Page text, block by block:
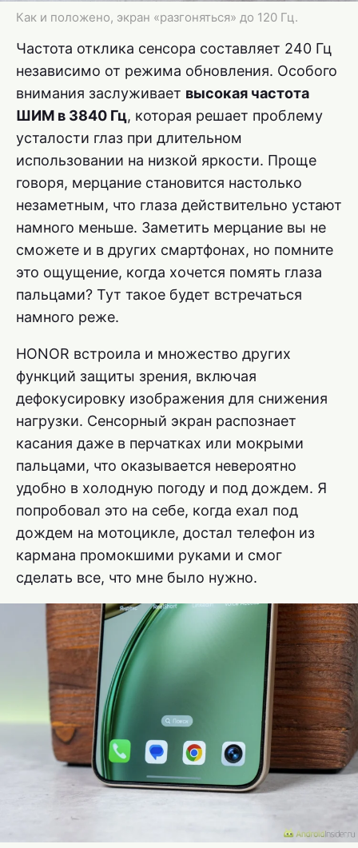
Как и положено, экран «разгоняться» до 120 Гц.
Частота отклика сенсора составляет 240 Гц
независимо от режима обновления. Особого
внимания заслуживает высокая частота
ШИМ в 3840 Гц, которая решает проблему
усталости глаз при длительном
использовании на низкой яркости. Проще
говоря, мерцание становится настолько
незаметным, что глаза действительно устают
намного меньше. Заметить мерцание вы не
сможете и в других смартфонах, но помните
это ощущение, когда хочется помять глаза
пальцами? Тут такое будет встречаться
намного реже.
HONOR встроила и множество других
функций защиты зрения, включая
дефокусировку изображения для снижения
нагрузки. Сенсорный экран распознает
касания даже в перчатках или мокрыми
пальцами, что оказывается невероятно
удобно в холодную погоду и под дождем. Я
попробовал это на себе, когда ехал под
дождем на мотоцикле, достал телефон из
кармана промокшими руками и смог
сделать все, что мне было нужно.